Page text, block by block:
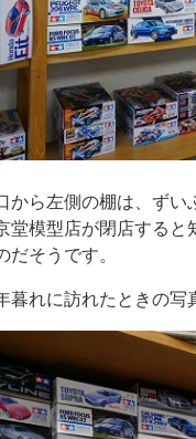
から左側の棚は、ずい
堂模型店が閉店すると
だそうです。
暮れに訪れたときの写